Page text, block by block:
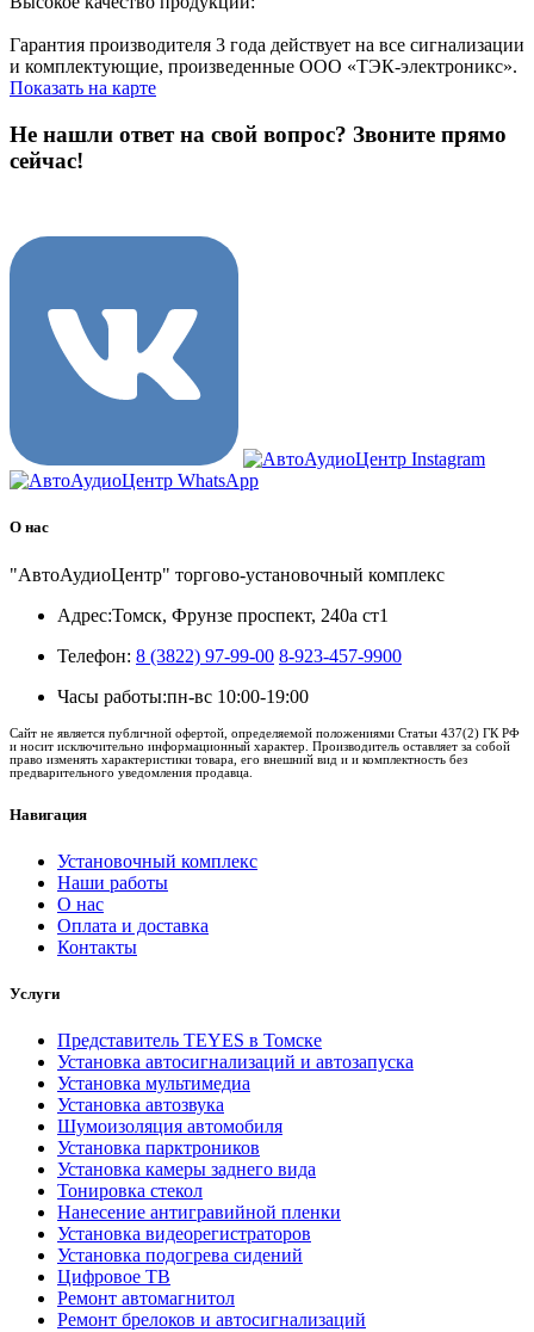
Гарантия производителя 3 года действует на все сигнализации
и комплектующие, произведенные ООО «ТЭК-электроникс».
Показать на карте
Не нашли ответ на свой вопрос? Звоните прямо
сейчас!
О нас
"АвтоАудиоЦентр" торгово-установочный комплекс
Адрес:Томск, Фрунзе проспект, 240а ст1
Телефон: 8 (3822) 97-99-00 8-923-457-9900
Часы работы:пн-вс 10:00-19:00
Сайт не является публичной офертой, определяемой положениями Статьи 437(2) ГК РФ
и носит исключительно информационный характер. Производитель оставляет за собой
право изменять характеристики товара, его внешний вид и и комплектность без
предварительного уведомления продавца.
Навигация
Установочный комплекс
Наши работы
О нас
Оплата и доставка
Контакты
Услуги
Представитель TEYES в Томске
Установка автосигнализаций и автозапуска
Установка мультимедиа
Установка автозвука
Шумоизоляция автомобиля
Установка парктроников
Установка камеры заднего вида
Тонировка стекол
Нанесение антигравийной пленки
Установка видеорегистраторов
Установка подогрева сидений
Цифровое ТВ
Ремонт автомагнитол
Ремонт брелоков и автосигнализаций